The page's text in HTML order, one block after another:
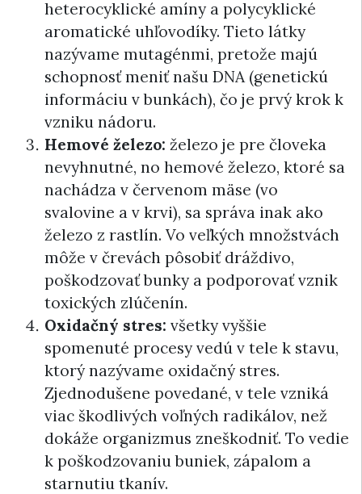
heterocyklické amíny a polycyklické
aromatické uhľovodíky. Tieto látky
nazývame mutagénmi, pretože majú
schopnosť meniť našu DNA (genetickú
informáciu v bunkách), čo je prvý krok k
vzniku nádoru.
Hemové železo: železo je pre človeka
nevyhnutné, no hemové železo, ktoré sa
nachádza v červenom mäse (vo
svalovine a v krvi), sa správa inak ako
železo z rastlín. Vo veľkých množstvách
môže v črevách pôsobiť dráždivo,
poškodzovať bunky a podporovať vznik
toxických zlúčenín.
Oxidačný stres: všetky vyššie
spomenuté procesy vedú v tele k stavu,
ktorý nazývame oxidačný stres.
Zjednodušene povedané, v tele vzniká
viac škodlivých voľných radikálov, než
dokáže organizmus zneškodniť. To vedie
k poškodzovaniu buniek, zápalom a
starnutiu tkanív.